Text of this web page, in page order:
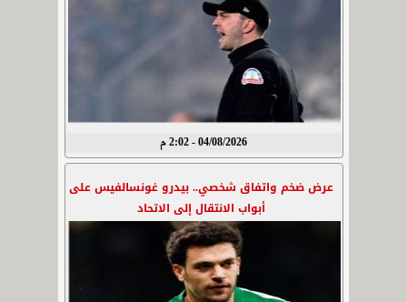
04/08/2026 - 2:02 م
عرض ضخم واتفاق شخصي.. بيدرو غونسالفيس على
أبواب الانتقال إلى الاتحاد